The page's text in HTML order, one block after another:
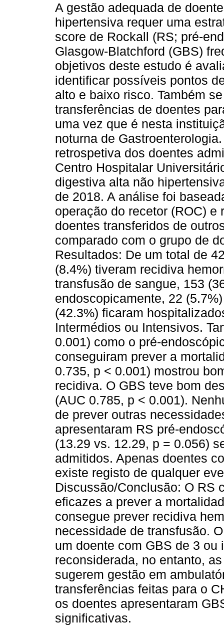
A gestão adequada de
hipertensiva requer uma
score de Rockall (RS; pré-
Glasgow-Blatchford (GBS)
objetivos deste estudo é
identificar possíveis pontos
alto e baixo risco. Também
transferências de doentes
uma vez que é nesta
noturna de
retrospetiva dos doentes
Centro Hospitalar
digestiva alta não
de 2018. A análise foi
operação do recetor (ROC)
doentes transferidos de
comparado com o grupo de
Resultados: De um total de
(8.4%) tiveram recidiva
transfusão de sangue, 153
endoscopicamente, 22
(42.3%) ficaram
Intermédios ou Intensivos.
0.001) como o pré-
conseguiram prever a
0.735, p < 0.001) mostrou
recidiva. O GBS teve bom
(AUC 0.785, p < 0.001).
de prever outras
apresentaram RS pré-
(13.29 vs. 12.29, p = 0.056)
admitidos. Apenas doentes
existe registo de qualquer
Discussão/Conclusão: O RS
eficazes a prever a
consegue prever recidiva
necessidade de transfusão.
um doente com GBS de 3 ou
reconsiderada, no entanto,
sugerem gestão em
transferências feitas para o
os doentes apresentaram
significativas.